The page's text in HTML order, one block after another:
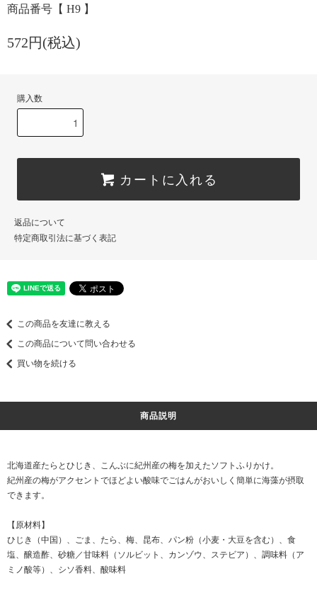
商品番号【 H9 】
572円(税込)
購入数
カートに入れる
返品について
特定商取引法に基づく表記
この商品を友達に教える
この商品について問い合わせる
買い物を続ける
商品説明
北海道産たらとひじき、こんぶに紀州産の梅を加えたソフトふりかけ。
紀州産の梅がアクセントでほどよい酸味でごはんがおいしく簡単に海藻が摂取
できます。
【原材料】
ひじき（中国）、ごま、たら、梅、昆布、パン粉（小麦・大豆を含む）、食
塩、醸造酢、砂糖／甘味料（ソルビット、カンゾウ、ステビア）、調味料（ア
ミノ酸等）、シソ香料、酸味料